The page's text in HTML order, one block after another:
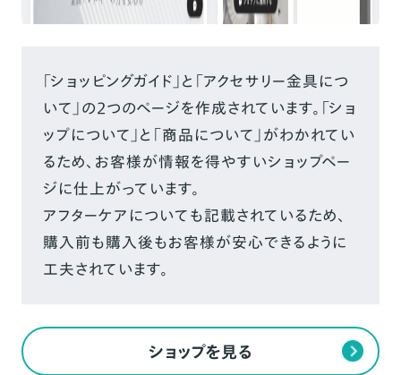
「ショッピングガイド」と「アクセサリー金具につ
いて」の2つのページを作成されています。「ショ
ップについて」と「商品について」がわかれてい
るため、お客様が情報を得やすいショップペー
ジに仕上がっています。
アフターケアについても記載されているため、
購入前も購入後もお客様が安心できるように
工夫されています。
ショップを見る